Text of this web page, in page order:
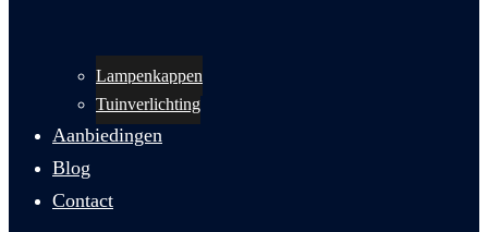
Lampenkappen
Tuinverlichting
Aanbiedingen
Blog
Contact